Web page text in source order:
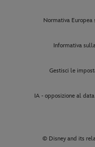
Normativa
Informativa
Gestisci le
IA - opposizione al
© Disney and its